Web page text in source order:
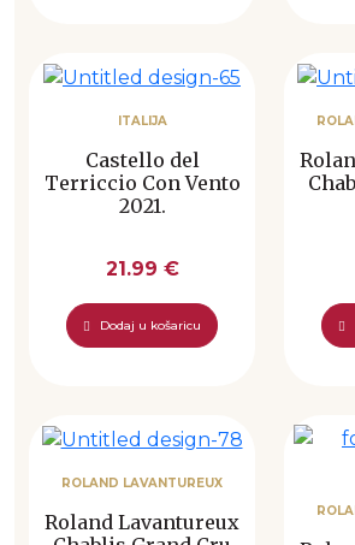
ITALIJA
Castello del
Terriccio Con Vento
2021.
21.99 €
Dodaj u košaricu
ROLAND LAVANTUREUX
Roland Lavantureux